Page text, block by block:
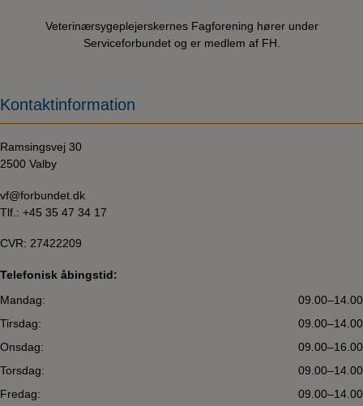
Veterinærsygeplejerskernes Fagforening hører under
Serviceforbundet og er medlem af FH.
Kontaktinformation
Ramsingsvej 30
2500 Valby
vf@forbundet.dk
Tlf.: +45 35 47 34 17
CVR: 27422209
Telefonisk åbingstid:
Mandag:
09.00–14.00
Tirsdag:
09.00–14.00
Onsdag:
09.00–16.00
Torsdag:
09.00–14.00
Fredag:
09.00–14.00